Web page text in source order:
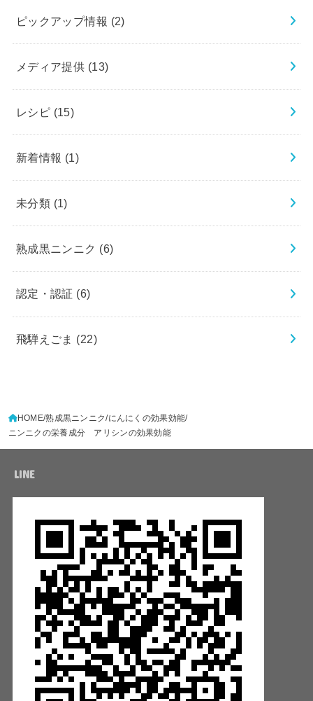
ピックアップ情報 (2)
メディア提供 (13)
レシピ (15)
新着情報 (1)
未分類 (1)
熟成黒ニンニク (6)
認定・認証 (6)
飛騨えごま (22)
HOME 熟成黒ニンニク にんにくの効果効能
ニンニクの栄養成分 アリシンの効果効能
LINE